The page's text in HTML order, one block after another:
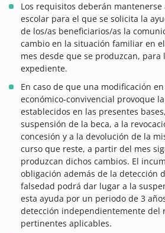
Los requisitos deberán
escolar para el que se solicita la
de los/as beneficiarios/as la
cambio en la situación familiar en
mes desde que se produzcan, para
expediente.
En caso de que una modificación
económico-convivencial provoque
establecidos en las presentes
suspensión de la beca, a la
concesión y a la devolución de la
curso que reste, a partir del mes
produzcan dichos cambios. El
obligación además de la detección
falsedad podrá dar lugar a la
esta ayuda por un periodo de 3
detección independientemente del
pertinentes aplicables.